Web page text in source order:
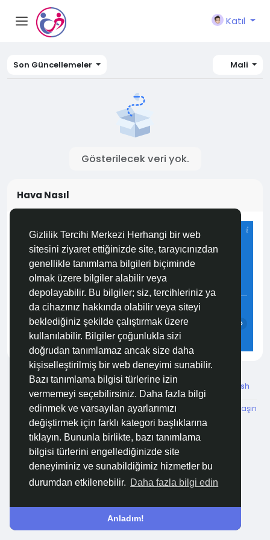
Gizlilik Tercihi Merkezi Herhangi bir web
sitesini ziyaret ettiğinizde site, tarayıcınızdan
genellikle tanımlama bilgileri biçiminde
olmak üzere bilgiler alabilir veya
depolayabilir. Bu bilgiler; siz, tercihleriniz ya
da cihazınız hakkında olabilir veya siteyi
beklediğiniz şekilde çalıştırmak üzere
kullanılabilir. Bilgiler çoğunlukla sizi
doğrudan tanımlamaz ancak size daha
kişiselleştirilmiş bir web deneyimi sunabilir.
Bazı tanımlama bilgisi türlerine izin
vermemeyi seçebilirsiniz. Daha fazla bilgi
edinmek ve varsayılan ayarlarımızı
değiştirmek için farklı kategori başlıklarına
tıklayın. Bununla birlikte, bazı tanımlama
bilgisi türlerini engellediğinizde site
deneyiminiz ve sunabildiğimiz hizmetler bu
durumdan etkilenebilir. Daha fazla bilgi edin
Anladım!
Katıl
Son Güncellemeler Mali
Gösterilecek veri yok.
Hava Nasıl
Istanbul
24°C Çok Bulutlu
5.8 m/s 86%
22:00
24°C
23:00
24°C
00:00
24°C
01:00
24°C
02:00
‹ ›
© 2026 Özelim Turkish
Hakkımızda Koşullar KVKK HSVTP
Bize Ulaşın
Destek Merkezi